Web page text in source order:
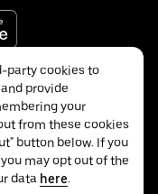
party cookies to
provide
your
from these cookies
button below. If you
may opt out of the
data here.